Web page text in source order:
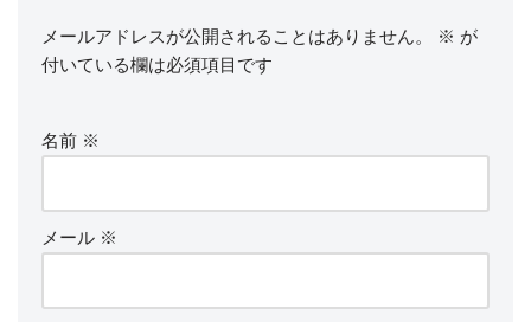
メールアドレスが公開されることはありません。 ※ が
付いている欄は必須項目です
名前 ※
メール ※